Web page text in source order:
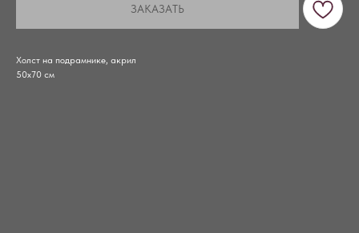
ЗАКАЗАТЬ
Холст на подрамнике, акрил
50х70 см